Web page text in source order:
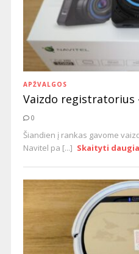
APŽVALGOS
Vaizdo registratorius
0
Šiandien į rankas gavome
Navitel pa [...] Skaityti